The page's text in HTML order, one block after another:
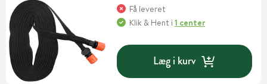
Få leveret
Klik & Hent i1 center
Læg i kurv